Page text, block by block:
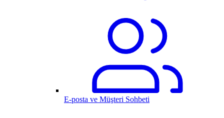
E-posta ve Müşteri Sohbeti